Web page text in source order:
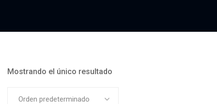
Mostrando el único resultado
Orden predeterminado